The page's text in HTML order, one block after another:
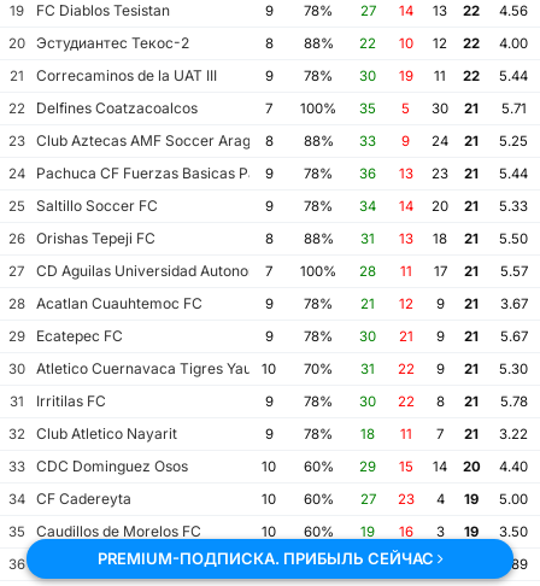
19
FC Diablos Tesistan 9 78% 27 14 13 22
4.56
20
Эстудиантес Текос-2 8 88% 22 10 12 22
4.00
21
Correcaminos de la UAT III 9 78% 30 19 11 22
5.44
22
Delfines Coatzacoalcos 7 100% 35 5 30 21
5.71
23
Club Aztecas AMF Soccer Aragon8 88% 33 9 24 21
5.25
24
Pachuca CF Fuerzas Basicas Pachuca CF III
9 78% 36 13 23 21
5.44
25
Saltillo Soccer FC 9 78% 34 14 20 21
5.33
26
Orishas Tepeji FC 8 88% 31 13 18 21
5.50
27
CD Aguilas Universidad Autonoma de Guerrero
7 100% 28 11 17 21
5.57
28
Acatlan Cuauhtemoc FC 9 78% 21 12 9 21
3.67
29
Ecatepec FC 9 78% 30 21 9 21
5.67
30
Atletico Cuernavaca Tigres Yautepec
10 70% 31 22 9 21
5.30
31
Irritilas FC 9 78% 30 22 8 21
5.78
32
Club Atletico Nayarit 9 78% 18 11 7 21
3.22
33
CDC Dominguez Osos 10 60% 29 15 14 20
4.40
34
CF Cadereyta 10 60% 27 23 4 19
5.00
35
Caudillos de Morelos FC 10 60% 19 16 3 19
3.50
36
Chapulineros II 9 67% 31 31 0 6.89
PREMIUM-ПОДПИСКА. ПРИБЫЛЬ СЕЙЧАС